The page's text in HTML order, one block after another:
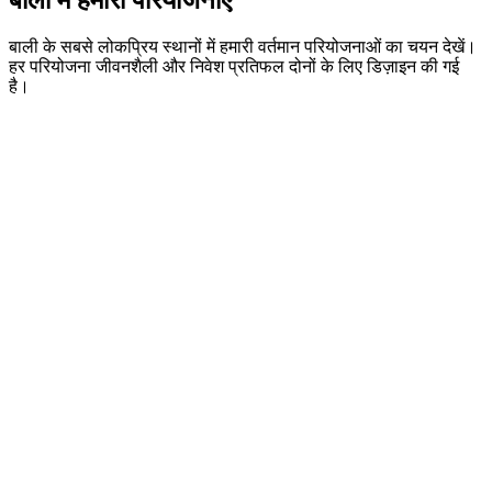
बाली के सबसे लोकप्रिय स्थानों में हमारी वर्तमान परियोजनाओं का चयन देखें।
हर परियोजना जीवनशैली और निवेश प्रतिफल दोनों के लिए डिज़ाइन की गई
है।